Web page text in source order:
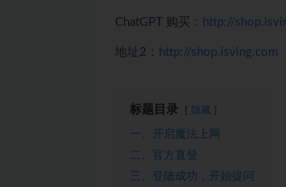
ChatGPT 购买： http://
地址2： http://shop.isving.com
标题目录 隐藏
一、开启魔法上网
二、官方直登
三、登陆成功，开始提问